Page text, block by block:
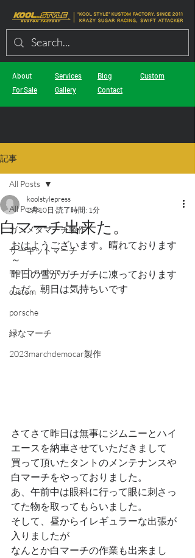
About
For Sale
Services
Gallery
Blog
Contact
Custom
記事
All Posts
ガンメタマーチ製作
サーキットマーチ
march custom
custom
porsche
緑なマーチ
2023marchdemocar製作
All Posts
白マーチ出来た。
koolstylepress
2月10日 読了時間: 1分
おはようございます。晴れております
～
昨日の雪がガチガチに凍っております
ただ、朝日は気持ちいです
さてさて昨日は無事にジムニーとハイ
エースを納車させていただきまして
買って頂いたタントのメンテナンスや
白マーチをやっておりました。
あ、午前中は眼科に行って眼に刺さっ
てた物を取ってもらいました。
そして、昼からイレギュラーな出張が
入りましたが
なんとか白マーチの作業も出来まし